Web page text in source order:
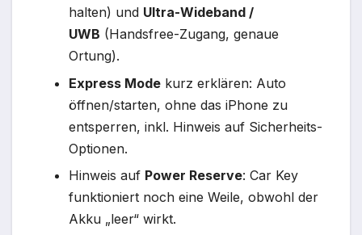
halten) und Ultra-Wideband /
UWB (Handsfree-Zugang, genaue
Ortung).​
Express Mode kurz erklären: Auto
öffnen/starten, ohne das iPhone zu
entsperren, inkl. Hinweis auf Sicherheits-
Optionen.​
Hinweis auf Power Reserve: Car Key
funktioniert noch eine Weile, obwohl der
Akku „leer“ wirkt.​